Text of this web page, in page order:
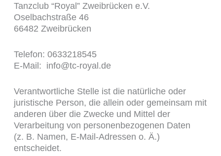
Tanzclub “Royal” Zweibrücken e.V.
Oselbachstraße 46
66482 Zweibrücken
Telefon: 0633218545
E-Mail: info@tc-royal.de
Verantwortliche Stelle ist die natürliche oder
juristische Person, die allein oder gemeinsam mit
anderen über die Zwecke und Mittel der
Verarbeitung von personenbezogenen Daten
(z. B. Namen, E-Mail-Adressen o. Ä.)
entscheidet.